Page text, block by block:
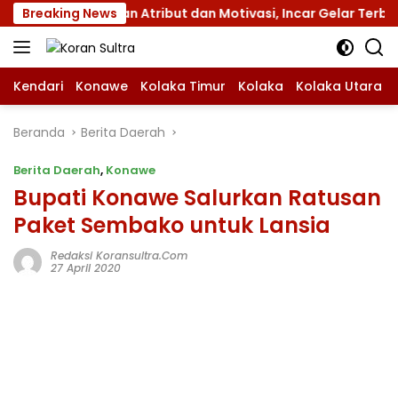
Langsung
ke
konten
Breaking News
XII dengan Atribut dan Motivasi, Incar Gelar Terbaik di
Kendari Konawe Kolaka Timur Kolaka Kolaka Utara
Beranda Berita Daerah
Berita Daerah, Konawe
Bupati Konawe Salurkan Ratusan
Paket Sembako untuk Lansia
Redaksi Koransultra.com
27 April 2020